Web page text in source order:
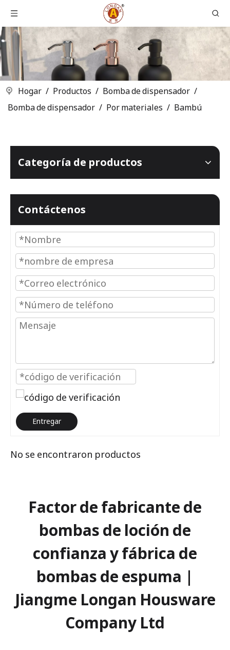
Hogar / Productos / Bomba de dispensador /
Bomba de dispensador / Por materiales / Bambú
Categoría de productos
Contáctenos
Entregar
No se encontraron productos
Factor de fabricante de
bombas de loción de
confianza y fábrica de
bombas de espuma |
Jiangme Longan Housware
Company Ltd